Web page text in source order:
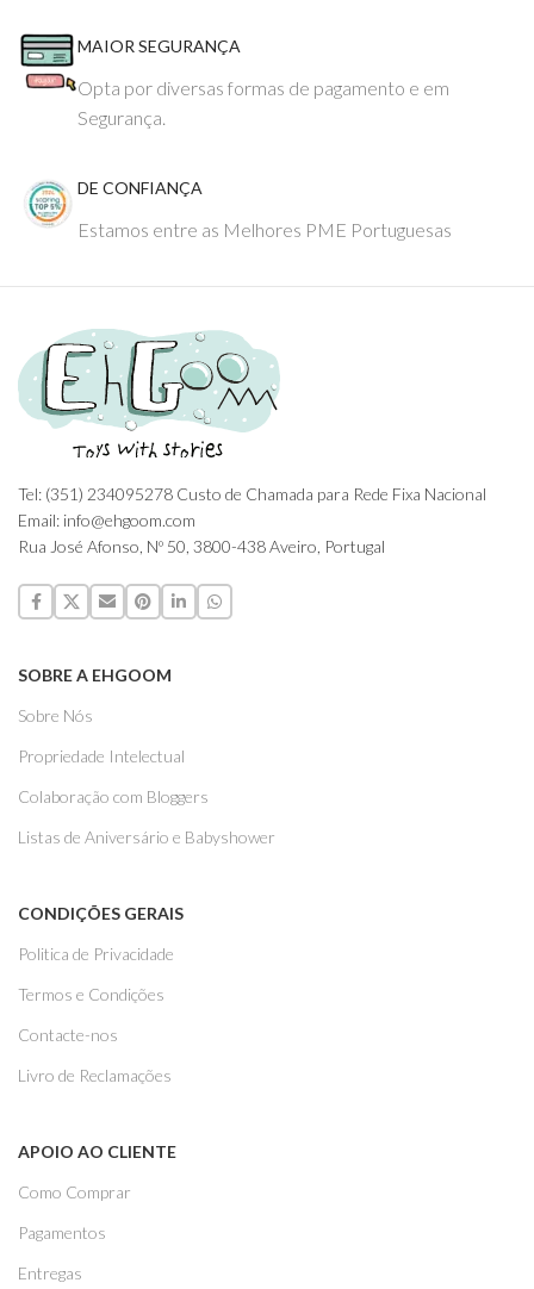
MAIOR SEGURANÇA
Opta por diversas formas de pagamento e em
Segurança.
DE CONFIANÇA
Estamos entre as Melhores PME Portuguesas
Tel: (351) 234095278 Custo de Chamada para Rede Fixa Nacional
Email: info@ehgoom.com
Rua José Afonso, Nº 50, 3800-438 Aveiro, Portugal
SOBRE A EHGOOM
Sobre Nós
Propriedade Intelectual
Colaboração com Bloggers
Listas de Aniversário e Babyshower
CONDIÇÕES GERAIS
Politica de Privacidade
Termos e Condições
Contacte-nos
Livro de Reclamações
APOIO AO CLIENTE
Como Comprar
Pagamentos
Entregas